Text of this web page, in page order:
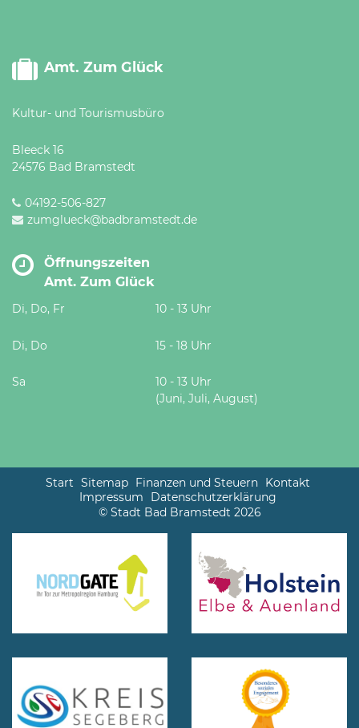
Amt. Zum Glück
Kultur- und Tourismusbüro
Bleeck 16
24576 Bad Bramstedt
04192-506-827
zumglueck@badbramstedt.de
Öffnungszeiten
Amt. Zum Glück
Di, Do, Fr 10 - 13 Uhr
Di, Do 15 - 18 Uhr
Sa
10 - 13 Uhr
(Juni, Juli, August)
Start Sitemap Finanzen und Steuern Kontakt
Impressum
Datenschutzerklärung
© Stadt Bad Bramstedt 2026